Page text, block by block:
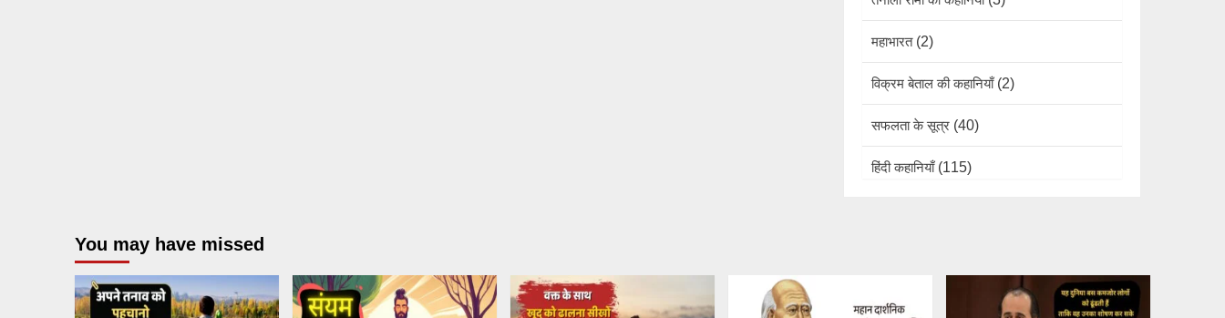
महाभारत(2)
विक्रम बेताल की कहानियाँ(2)
सफलता के सूत्र (40)
हिंदी कहानियाँ(115)
You may have missed